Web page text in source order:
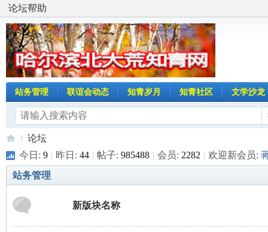
论坛帮助
站务管理 联谊会动态 知青岁月 知青社区 文学沙龙
论坛
今日: 9 | 昨日: 44 | 帖子: 985488 | 会员: 2282 | 欢迎新会员:
站务管理
新版块名称